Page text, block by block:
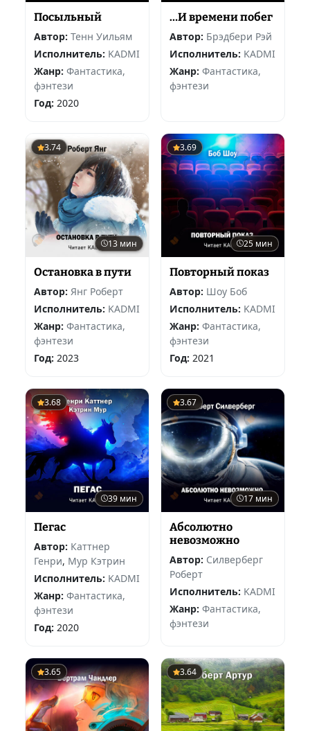
Посыльный
Автор: Тенн Уильям
Исполнитель: KADMI
Жанр: Фантастика,
фэнтези
Год: 2020
…И времени побег
Автор: Брэдбери Рэй
Исполнитель: KADMI
Жанр: Фантастика,
фэнтези
3.74
13 мин
Остановка в пути
Автор: Янг Роберт
Исполнитель: KADMI
Жанр: Фантастика,
фэнтези
Год: 2023
3.69
25 мин
Повторный показ
Автор: Шоу Боб
Исполнитель: KADMI
Жанр: Фантастика,
фэнтези
Год: 2021
3.68
39 мин
Пегас
Автор: Каттнер
Генри, Мур Кэтрин
Исполнитель: KADMI
Жанр: Фантастика,
фэнтези
Год: 2020
3.67
17 мин
Абсолютно
невозможно
Автор: Силверберг
Роберт
Исполнитель: KADMI
Жанр: Фантастика,
фэнтези
3.65 3.64